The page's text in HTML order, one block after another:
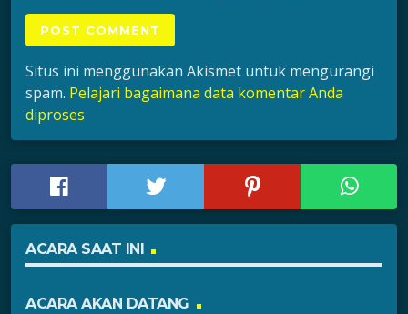
Situs ini menggunakan Akismet untuk mengurangi
spam. Pelajari bagaimana data komentar Anda
diproses
ACARA SAAT INI
ACARA AKAN DATANG